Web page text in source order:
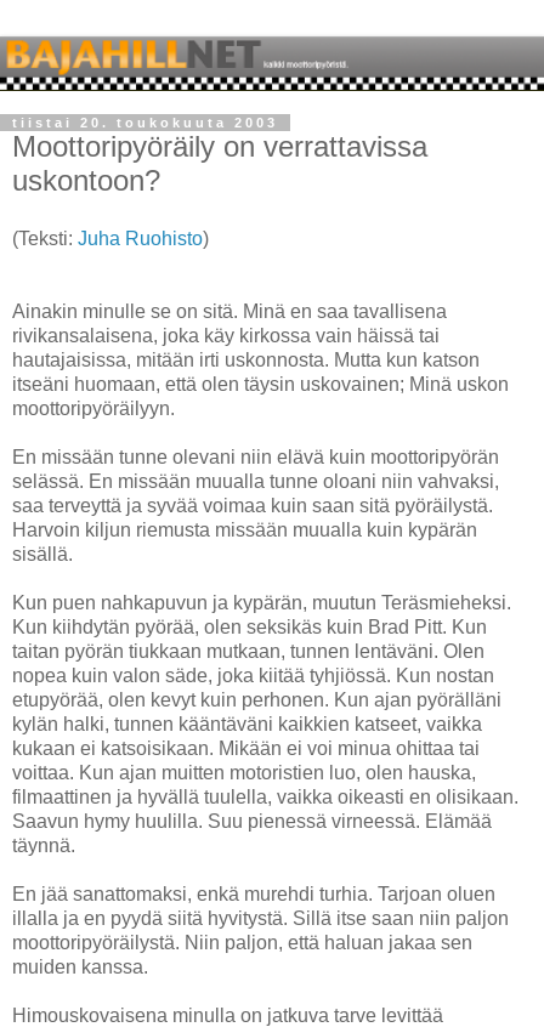
tiistai 20. toukokuuta 2003
Moottoripyöräily on verrattavissa
uskontoon?
(Teksti: Juha Ruohisto)
Ainakin minulle se on sitä. Minä en saa tavallisena
rivikansalaisena, joka käy kirkossa vain häissä tai
hautajaisissa, mitään irti uskonnosta. Mutta kun katson
itseäni huomaan, että olen täysin uskovainen; Minä uskon
moottoripyöräilyyn.
En missään tunne olevani niin elävä kuin moottoripyörän
selässä. En missään muualla tunne oloani niin vahvaksi,
saa terveyttä ja syvää voimaa kuin saan sitä pyöräilystä.
Harvoin kiljun riemusta missään muualla kuin kypärän
sisällä.
Kun puen nahkapuvun ja kypärän, muutun Teräsmieheksi.
Kun kiihdytän pyörää, olen seksikäs kuin Brad Pitt. Kun
taitan pyörän tiukkaan mutkaan, tunnen lentäväni. Olen
nopea kuin valon säde, joka kiitää tyhjiössä. Kun nostan
etupyörää, olen kevyt kuin perhonen. Kun ajan pyörälläni
kylän halki, tunnen kääntäväni kaikkien katseet, vaikka
kukaan ei katsoisikaan. Mikään ei voi minua ohittaa tai
voittaa. Kun ajan muitten motoristien luo, olen hauska,
filmaattinen ja hyvällä tuulella, vaikka oikeasti en olisikaan.
Saavun hymy huulilla. Suu pienessä virneessä. Elämää
täynnä.
En jää sanattomaksi, enkä murehdi turhia. Tarjoan oluen
illalla ja en pyydä siitä hyvitystä. Sillä itse saan niin paljon
moottoripyöräilystä. Niin paljon, että haluan jakaa sen
muiden kanssa.
Himouskovaisena minulla on jatkuva tarve levittää